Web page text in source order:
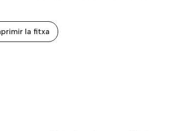
la fitxa